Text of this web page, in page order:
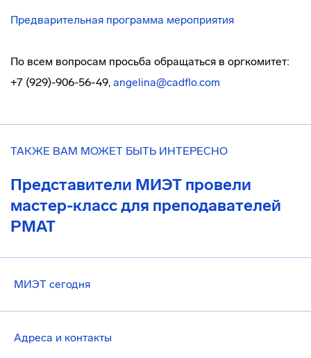
Предварительная программа мероприятия
По всем вопросам просьба обращаться в оргкомитет:
+7 (929)-906-56-49, angelina@cadflo.com
ТАКЖЕ ВАМ МОЖЕТ БЫТЬ ИНТЕРЕСНО
Представители МИЭТ провели
мастер-класс для преподавателей
РМАТ
МИЭТ сегодня
Адреса и контакты